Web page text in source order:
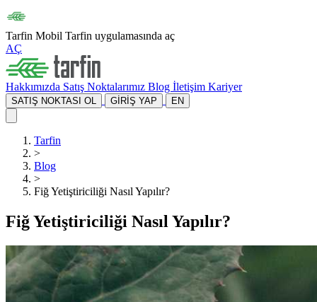
Tarfin Mobil Tarfin uygulamasında aç
AÇ
Hakkımızda Satış Noktalarımız Blog İletişim Kariyer
SATIŞ NOKTASI OL GİRİŞ YAP EN
Tarfin
>
Blog
>
Fiğ Yetiştiriciliği Nasıl Yapılır?
Fiğ Yetiştiriciliği Nasıl Yapılır?